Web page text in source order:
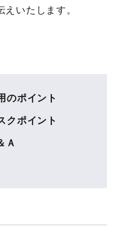
いたします。
のポイント
クポイント
Ａ